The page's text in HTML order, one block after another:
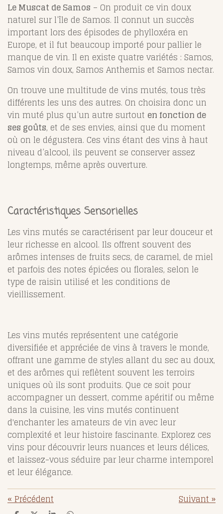
Le Muscat de Samos – On produit ce vin doux
naturel sur l’île de Samos. Il connut un succès
important lors des épisodes de phylloxéra en
Europe, et il fut beaucoup importé pour pallier le
manque de vin. Il en existe quatre variétés : Samos,
Samos vin doux, Samos Anthemis et Samos nectar.
On trouve une multitude de vins mutés, tous très
différents les uns des autres. On choisira donc un
vin muté plus qu’un autre surtout en fonction de
ses goûts, et de ses envies, ainsi que du moment
où on le dégustera. Ces vins étant des vins à haut
niveau d’alcool, ils peuvent se conserver assez
longtemps, même après ouverture.
Caractéristiques Sensorielles
Les vins mutés se caractérisent par leur douceur et
leur richesse en alcool. Ils offrent souvent des
arômes intenses de fruits secs, de caramel, de miel
et parfois des notes épicées ou florales, selon le
type de raisin utilisé et les conditions de
vieillissement.
Les vins mutés représentent une catégorie
diversifiée et appréciée de vins à travers le monde,
offrant une gamme de styles allant du sec au doux,
et des arômes qui reflètent souvent les terroirs
uniques où ils sont produits. Que ce soit pour
accompagner un dessert, comme apéritif ou même
dans la cuisine, les vins mutés continuent
d'enchanter les amateurs de vin avec leur
complexité et leur histoire fascinante. Explorez ces
vins pour découvrir leurs nuances et leurs délices,
et laissez-vous séduire par leur charme intemporel
et leur élégance.
«Précédent Suivant»